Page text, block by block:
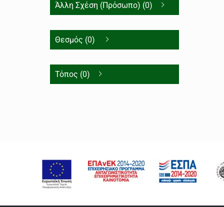
Άλλη Σχέση (Πρόσωπο) (0)
Θεσμός (0)
Τόπος (0)